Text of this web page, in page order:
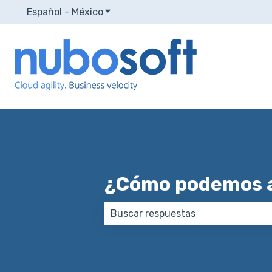
Español - MéxicoTraducciones de Mostrar submenú
¿Cómo